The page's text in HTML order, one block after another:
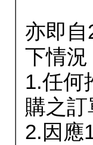
亦即
下情況
1.任何
購之訂
2.因應